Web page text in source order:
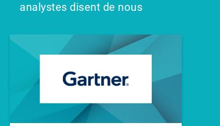
analystes disent de nous